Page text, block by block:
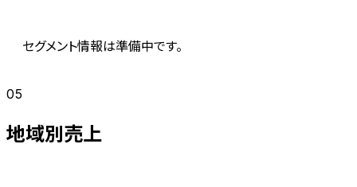
セグメント情報は準備中です。
05
地域別売上